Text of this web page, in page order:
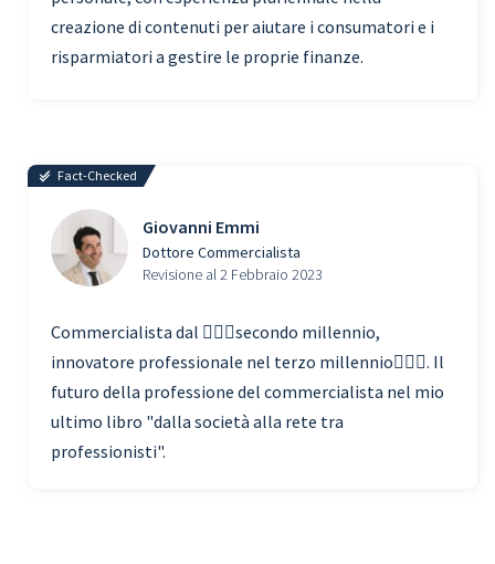
creazione di contenuti per aiutare i consumatori e i
risparmiatori a gestire le proprie finanze.
Fact-Checked
Giovanni Emmi
Dottore Commercialista
Revisione al 2 Febbraio 2023
Commercialista dal 🧗🏾‍♀️secondo millennio,
innovatore professionale nel terzo millennio🏃🏾‍♂️. Il
futuro della professione del commercialista nel mio
ultimo libro "dalla società alla rete tra
professionisti".